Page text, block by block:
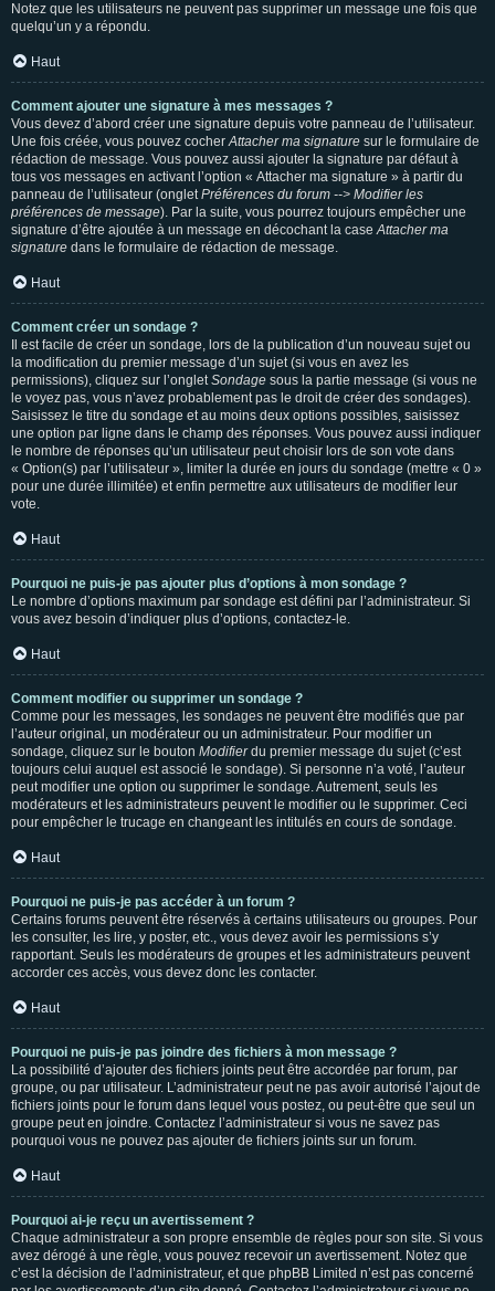
Notez que les utilisateurs ne peuvent pas supprimer un message une fois que
quelqu’un y a répondu.
Haut
Comment ajouter une signature à mes messages ?
Vous devez d’abord créer une signature depuis votre panneau de l’utilisateur.
Une fois créée, vous pouvez cocherAttacher ma signature sur le formulaire de
rédaction de message. Vous pouvez aussi ajouter la signature par défaut à
tous vos messages en activant l’option « Attacher ma signature » à partir du
panneau de l’utilisateur (ongletPréférences du forum --> Modifier les
préférences de message). Par la suite, vous pourrez toujours empêcher une
signature d’être ajoutée à un message en décochant la caseAttacher ma
signature dans le formulaire de rédaction de message.
Haut
Comment créer un sondage ?
Il est facile de créer un sondage, lors de la publication d’un nouveau sujet ou
la modification du premier message d’un sujet (si vous en avez les
permissions), cliquez sur l’ongletSondage sous la partie message (si vous ne
le voyez pas, vous n’avez probablement pas le droit de créer des sondages).
Saisissez le titre du sondage et au moins deux options possibles, saisissez
une option par ligne dans le champ des réponses. Vous pouvez aussi indiquer
le nombre de réponses qu’un utilisateur peut choisir lors de son vote dans
« Option(s) par l’utilisateur », limiter la durée en jours du sondage (mettre « 0 »
pour une durée illimitée) et enfin permettre aux utilisateurs de modifier leur
vote.
Haut
Pourquoi ne puis-je pas ajouter plus d’options à mon sondage ?
Le nombre d’options maximum par sondage est défini par l’administrateur. Si
vous avez besoin d’indiquer plus d’options, contactez-le.
Haut
Comment modifier ou supprimer un sondage ?
Comme pour les messages, les sondages ne peuvent être modifiés que par
l’auteur original, un modérateur ou un administrateur. Pour modifier un
sondage, cliquez sur le bouton Modifierdu premier message du sujet (c’est
toujours celui auquel est associé le sondage). Si personne n’a voté, l’auteur
peut modifier une option ou supprimer le sondage. Autrement, seuls les
modérateurs et les administrateurs peuvent le modifier ou le supprimer. Ceci
pour empêcher le trucage en changeant les intitulés en cours de sondage.
Haut
Pourquoi ne puis-je pas accéder à un forum ?
Certains forums peuvent être réservés à certains utilisateurs ou groupes. Pour
les consulter, les lire, y poster, etc., vous devez avoir les permissions s’y
rapportant. Seuls les modérateurs de groupes et les administrateurs peuvent
accorder ces accès, vous devez donc les contacter.
Haut
Pourquoi ne puis-je pas joindre des fichiers à mon message ?
La possibilité d’ajouter des fichiers joints peut être accordée par forum, par
groupe, ou par utilisateur. L’administrateur peut ne pas avoir autorisé l’ajout de
fichiers joints pour le forum dans lequel vous postez, ou peut-être que seul un
groupe peut en joindre. Contactez l’administrateur si vous ne savez pas
pourquoi vous ne pouvez pas ajouter de fichiers joints sur un forum.
Haut
Pourquoi ai-je reçu un avertissement ?
Chaque administrateur a son propre ensemble de règles pour son site. Si vous
avez dérogé à une règle, vous pouvez recevoir un avertissement. Notez que
c’est la décision de l’administrateur, et que phpBB Limited n’est pas concerné